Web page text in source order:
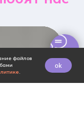
файлов
.
ok